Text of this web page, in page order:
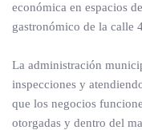
económica en espacios
gastronómico de la calle
La administración
inspecciones y
que los negocios
otorgadas y dentro del